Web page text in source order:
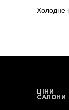
Холодне
ЦІНИ
САЛОНИ